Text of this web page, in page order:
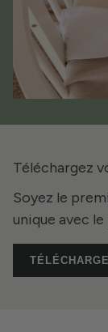
Téléchargez
Soyez le
unique avec